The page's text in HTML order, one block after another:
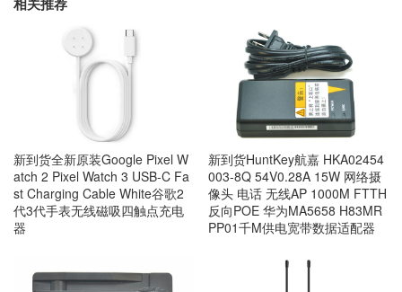
新到货全新原装Google Pixel W
atch 2 Pixel Watch 3 USB-C Fa
st Charging Cable White谷歌2
代3代手表无线磁吸四触点充电
器
新到货HuntKey航嘉 HKA02454
003-8Q 54V0.28A 15W 网络摄
像头 电话 无线AP 1000M FTTH
反向POE 华为MA5658 H83MR
PP01千M供电宽带数据适配器